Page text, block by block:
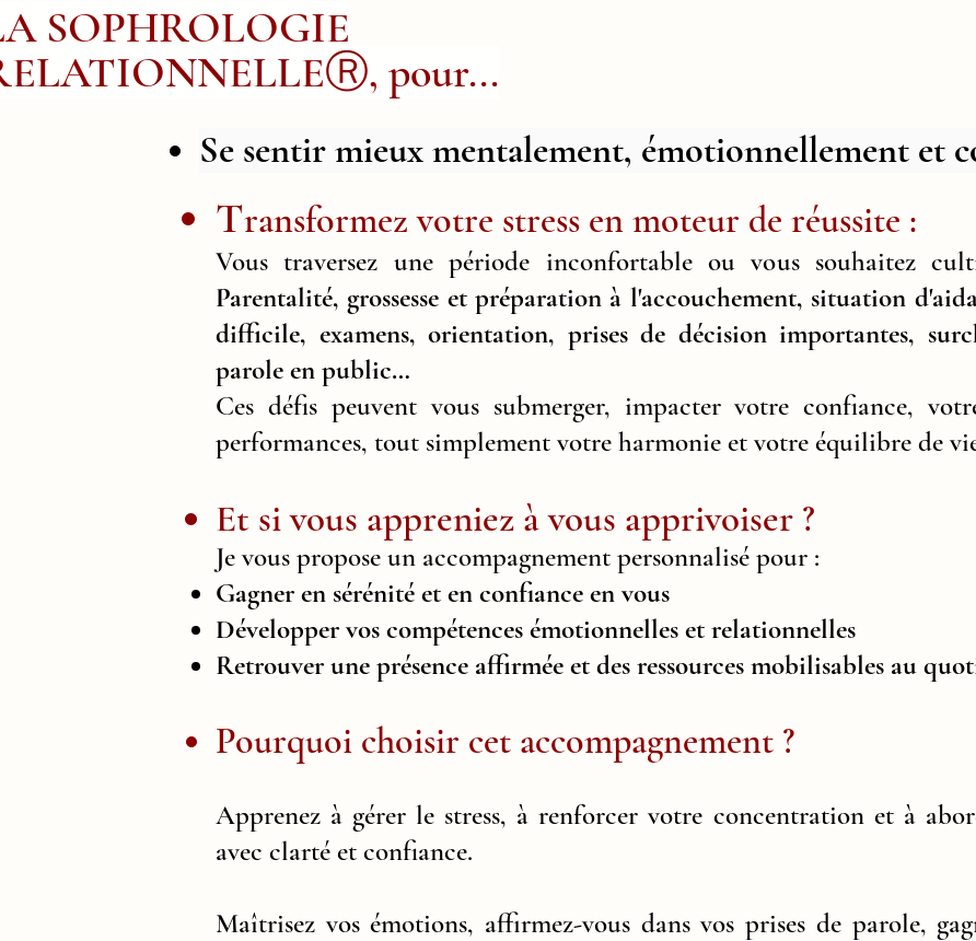
SOPHROLOGIE
pour...
Se sentir mieux mentalement, émotionnellement et
Transformez votre stress en moteur de réussite :
Vous traversez une période inconfortable ou vous souhaitez
Parentalité, grossesse et préparation à l'accouchement, situation
difficile, examens, orientation, prises de décision importantes,
parole en public…
Ces défis peuvent vous submerger, impacter votre confiance,
performances, tout simplement votre harmonie et votre équilibre de
Et si vous appreniez à vous apprivoiser ?
Je vous propose un accompagnement personnalisé pour :
Gagner en sérénité et en confiance en vous
Développer vos compétences émotionnelles et relationnelles
Retrouver une présence affirmée et des ressources mobilisables au
Pourquoi choisir cet accompagnement ?
Apprenez à gérer le stress, à renforcer votre concentration et à
avec clarté et confiance.
Maîtrisez vos émotions, affirmez-vous dans vos prises de parole,